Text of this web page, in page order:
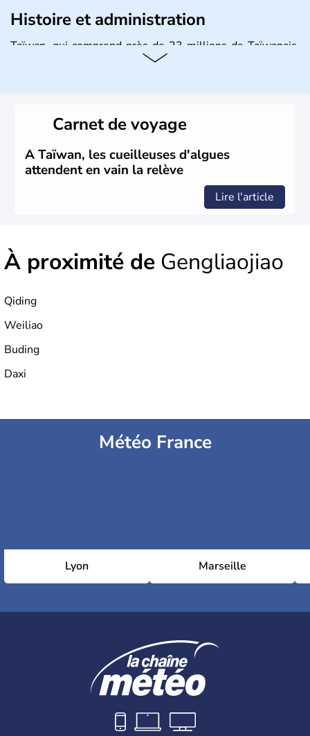
Histoire et administration
Taïwan, qui comprend près de 23 millions de Taïwanais,
joue un rôle important dans l'économie mondiale en
Carnet de voyage
A Taïwan, les cueilleuses d'algues
attendent en vain la relève
Lire l'article
À proximité de Gengliaojiao
Qiding
Weiliao
Buding
Daxi
Météo France
Lyon Marseille